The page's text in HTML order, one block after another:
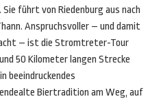
führt von Riedenburg aus nach
Anspruchsvoller – und damit
– ist die Stromtreter-Tour
50 Kilometer langen Strecke
beeindruckendes
Biertradition am Weg, auf